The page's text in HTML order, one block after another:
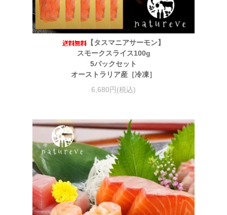
【タスマニアサーモン】
スモークスライス100g
5パックセット
オーストラリア産［冷凍］
6,680円(税込)